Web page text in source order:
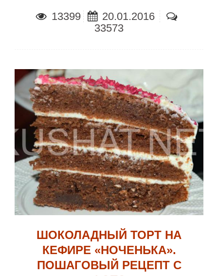
13399
20.01.2016
33573
ШОКОЛАДНЫЙ ТОРТ НА
КЕФИРЕ «НОЧЕНЬКА».
ПОШАГОВЫЙ РЕЦЕПТ С